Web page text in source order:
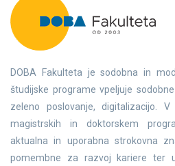
DOBA Fakulteta je sodobna in
študijske programe vpeljuje
zeleno poslovanje, digitalizacijo. V
magistrskih in doktorskem
aktualna in uporabna strokovna
pomembne za razvoj kariere ter